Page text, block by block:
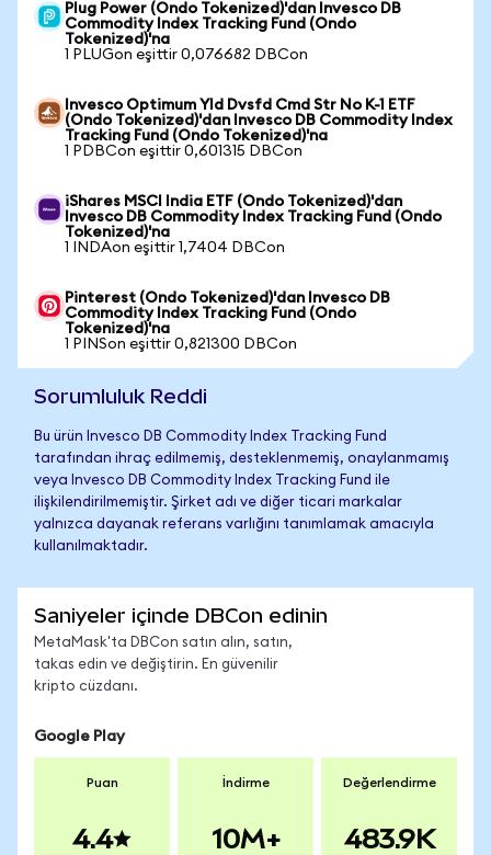
Plug Power (Ondo Tokenized)'dan Invesco DB
Commodity Index Tracking Fund (Ondo
Tokenized)'na
1 PLUGon eşittir 0,076682 DBCon
Invesco Optimum Yld Dvsfd Cmd Str No K-1 ETF
(Ondo Tokenized)'dan Invesco DB Commodity Index
Tracking Fund (Ondo Tokenized)'na
1 PDBCon eşittir 0,601315 DBCon
iShares MSCI India ETF (Ondo Tokenized)'dan
Invesco DB Commodity Index Tracking Fund (Ondo
Tokenized)'na
1 INDAon eşittir 1,7404 DBCon
Pinterest (Ondo Tokenized)'dan Invesco DB
Commodity Index Tracking Fund (Ondo
Tokenized)'na
1 PINSon eşittir 0,821300 DBCon
Sorumluluk Reddi
Bu ürün Invesco DB Commodity Index Tracking Fund
tarafından ihraç edilmemiş, desteklenmemiş, onaylanmamış
veya Invesco DB Commodity Index Tracking Fund ile
ilişkilendirilmemiştir. Şirket adı ve diğer ticari markalar
yalnızca dayanak referans varlığını tanımlamak amacıyla
kullanılmaktadır.
Saniyeler içinde DBCon edinin
MetaMask'ta DBCon satın alın, satın,
takas edin ve değiştirin. En güvenilir
kripto cüzdanı.
Google Play
Puan
4.4
İndirme
10M+
Değerlendirme
483.9K